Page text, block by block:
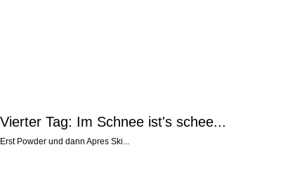
Vierter Tag: Im Schnee ist's schee...
Erst Powder und dann Apres Ski...